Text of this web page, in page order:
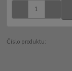
Číslo produktu: